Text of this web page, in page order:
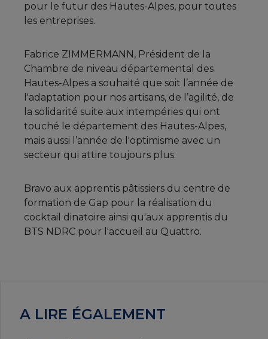
pour le futur des Hautes-Alpes, pour toutes
les entreprises.
Fabrice ZIMMERMANN, Président de la
Chambre de niveau départemental des
Hautes-Alpes a souhaité que soit l’année de
l'adaptation pour nos artisans, de l’agilité, de
la solidarité suite aux intempéries qui ont
touché le département des Hautes-Alpes,
mais aussi l’année de l'optimisme avec un
secteur qui attire toujours plus.
Bravo aux apprentis pâtissiers du centre de
formation de Gap pour la réalisation du
cocktail dinatoire ainsi qu'aux apprentis du
BTS NDRC pour l'accueil au Quattro.
A LIRE ÉGALEMENT